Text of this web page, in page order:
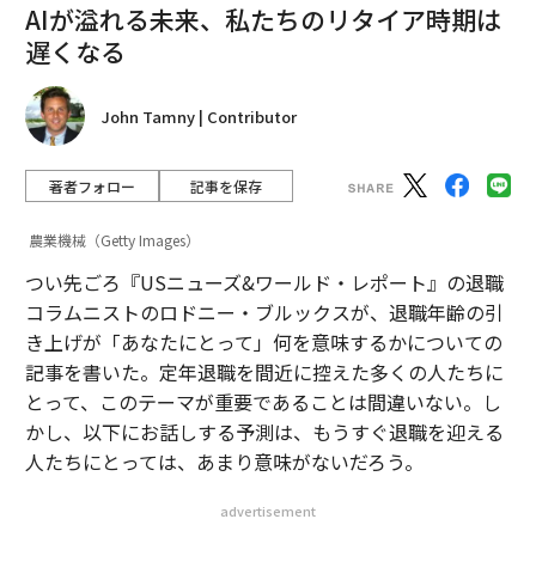
AIが溢れる未来、私たちのリタイア時期は
遅くなる
John Tamny | Contributor
著者フォロー 記事を保存
農業機械（Getty Images）
つい先ごろ『USニューズ&ワールド・レポート』の退職
コラムニストのロドニー・ブルックスが、退職年齢の引
き上げが「あなたにとって」何を意味するかについての
記事を書いた。定年退職を間近に控えた多くの人たちに
とって、このテーマが重要であることは間違いない。し
かし、以下にお話しする予測は、もうすぐ退職を迎える
人たちにとっては、あまり意味がないだろう。
advertisement